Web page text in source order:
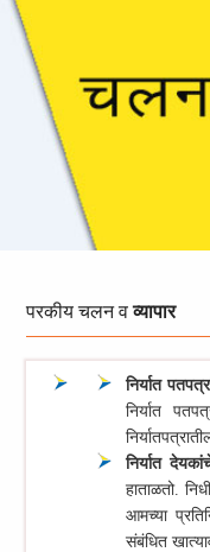
परकीयचलन वव्यापार
निर्यात
निर्यात
निर्यात
हाताळतो.
आमच्या
संबंधित